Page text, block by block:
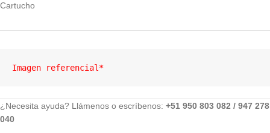
Cartucho
Imagen referencial*
¿Necesita ayuda? Llámenos o escríbenos: +51 950 803 082 / 947 278
040